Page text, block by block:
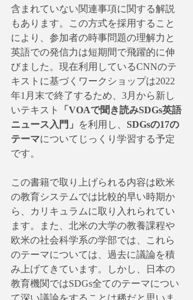
含まれていない関連事項に関する解説
もあります。この方式を採用すること
により、参加者の時事問題の理解力と
英語での発信力は短期間で飛躍的に伸
びました。現在利用しているCNNのテ
キストに基づくワークショップは2022
年1月末で終了するため、3月から新し
いテキスト
「VOAで聞き読みSDGs英語
ニュース入門」
を利用し、 SDGsの17の
テーマについてじっくり学習する予定
です。
この書籍で取り上げられる内容は欧米
の教育システムでは比較的早い時期か
ら、カリキュラムに取り入れられてい
ます。また、北米の大学の教養課程や
欧米の社会科学系の学部では、これら
のテーマについては、過去に議論を積
み上げてきています。しかし、日本の
教育機関ではSDGs全てのテーマについ
て深い議論をすることは稀だと思いま